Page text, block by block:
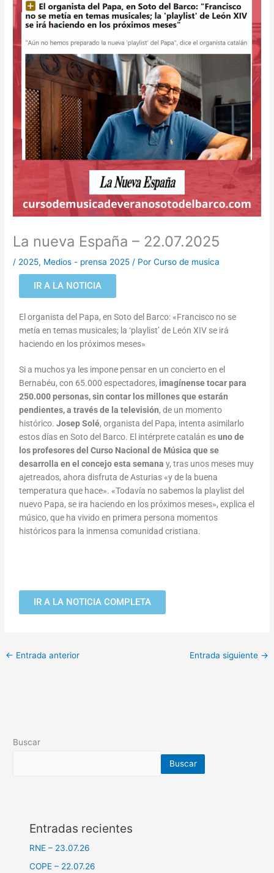
La nueva España – 22.07.2025
/ 2025, Medios - prensa 2025 / PorCurso de musica
IR A LA NOTICIA
El organista del Papa, en Soto del Barco: «Francisco no se
metía en temas musicales; la ‘playlist’ de León XIV se irá
haciendo en los próximos meses»
Si a muchos ya les impone pensar en un concierto en el
Bernabéu, con 65.000 espectadores, imagínense tocar para
250.000 personas, sin contar los millones que estarán
pendientes, a través de la televisión, de un momento
histórico.Josep Solé, organista del Papa, intenta asimilarlo
estos días en Soto del Barco. El intérprete catalán esuno de
los profesores del Curso Nacional de Música que se
desarrolla en el concejo esta semana y, tras unos meses muy
ajetreados, ahora disfruta de Asturias «y de la buena
temperatura que hace». «Todavía no sabemos la playlist del
nuevo Papa, se ira haciendo en los próximos meses», explica el
músico, que ha vivido en primera persona momentos
históricos para la inmensa comunidad cristiana.
IR A LA NOTICIA COMPLETA
← Entrada anterior Entrada siguiente →
Buscar
Buscar
Entradas recientes
RNE – 23.07.26
COPE – 22.07.26